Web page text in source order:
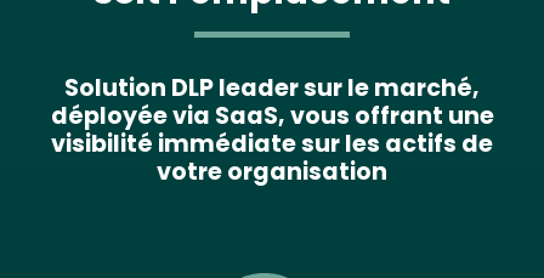
Solution DLP leader sur le marché,
déployée via SaaS, vous offrant une
visibilité immédiate sur les actifs de
votre organisation